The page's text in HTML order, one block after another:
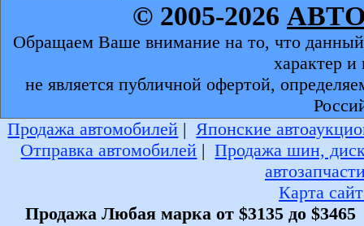
© 2005-2026
Обращаем Ваше внимание на то, что
характер
не является публичной офертой,
Продажа автомобилей |Японские
Отправка автомобилей |Продажа шин,
Карта
Продажа Любая марка от $3135 до $3465